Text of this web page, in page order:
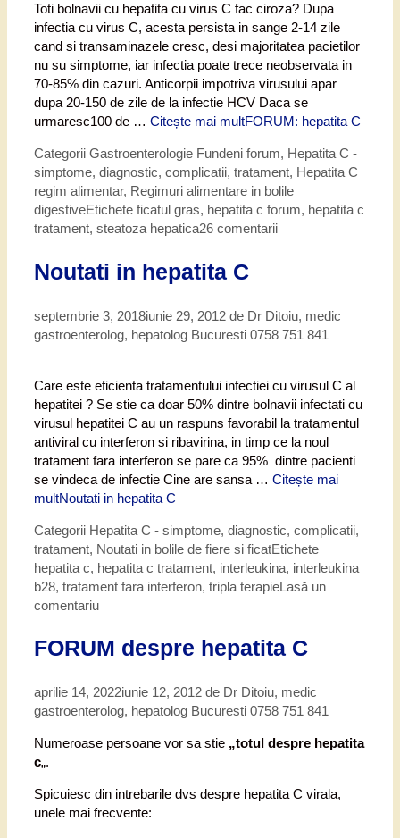
Toti bolnavii cu hepatita cu virus C fac ciroza? Dupa
infectia cu virus C, acesta persista in sange 2-14 zile
cand si transaminazele cresc, desi majoritatea pacietilor
nu su simptome, iar infectia poate trece neobservata in
70-85% din cazuri. Anticorpii impotriva virusului apar
dupa 20-150 de zile de la infectie HCV Daca se
urmaresc100 de … Citește mai multFORUM: hepatita C
Categorii Gastroenterologie Fundeni forum, Hepatita C -
simptome, diagnostic, complicatii, tratament, Hepatita C
regim alimentar, Regimuri alimentare in bolile
digestiveEtichete ficatul gras, hepatita c forum, hepatita c
tratament, steatoza hepatica26 comentarii
Noutati in hepatita C
septembrie 3, 2018iunie 29, 2012 de Dr Ditoiu, medic
gastroenterolog, hepatolog Bucuresti 0758 751 841
Care este eficienta tratamentului infectiei cu virusul C al
hepatitei ? Se stie ca doar 50% dintre bolnavii infectati cu
virusul hepatitei C au un raspuns favorabil la tratamentul
antiviral cu interferon si ribavirina, in timp ce la noul
tratament fara interferon se pare ca 95% dintre pacienti
se vindeca de infectie Cine are sansa … Citește mai
multNoutati in hepatita C
Categorii Hepatita C - simptome, diagnostic, complicatii,
tratament, Noutati in bolile de fiere si ficatEtichete
hepatita c, hepatita c tratament, interleukina, interleukina
b28, tratament fara interferon, tripla terapieLasă un
comentariu
FORUM despre hepatita C
aprilie 14, 2022iunie 12, 2012 de Dr Ditoiu, medic
gastroenterolog, hepatolog Bucuresti 0758 751 841
Numeroase persoane vor sa stie „totul despre hepatita
c„.
Spicuiesc din intrebarile dvs despre hepatita C virala,
unele mai frecvente: